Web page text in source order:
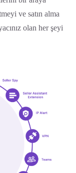
ve satın alma
olan her şeyi